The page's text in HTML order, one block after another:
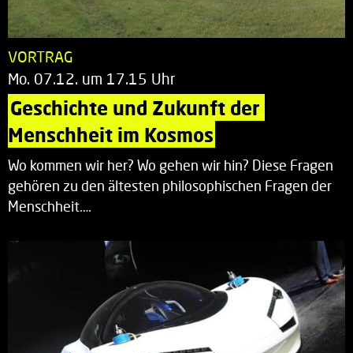
VORTRAG
Mo. 07.12. um 17.15 Uhr
Geschichte und Zukunft der
Menschheit im Kosmos
Wo kommen wir her? Wo gehen wir hin? Diese Fragen
gehören zu den ältesten philosophischen Fragen der
Menschheit.…